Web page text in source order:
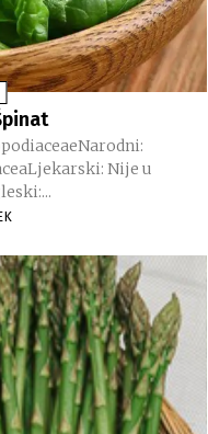
Nije u